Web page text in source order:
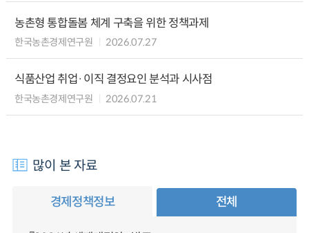
농촌형 통합돌봄 체계 구축을 위한 정책과제
한국농촌경제연구원 2026.07.27
식품산업 취업·이직 결정요인 분석과 시사점
한국농촌경제연구원 2026.07.21
많이 본 자료
경제정책정보 전체